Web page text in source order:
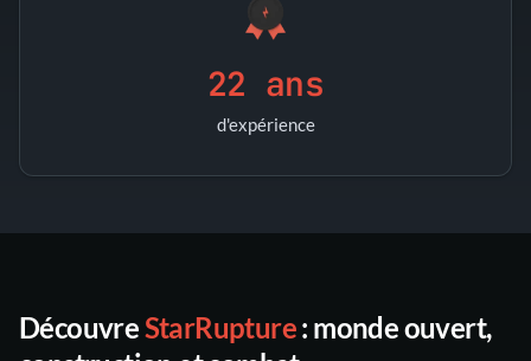
22 ans
d'expérience
DécouvreStarRupture: monde ouvert,